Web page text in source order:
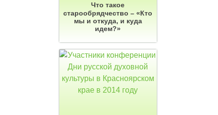
Что такое
старообрядчество – «Кто
мы и откуда, и куда
идем?»